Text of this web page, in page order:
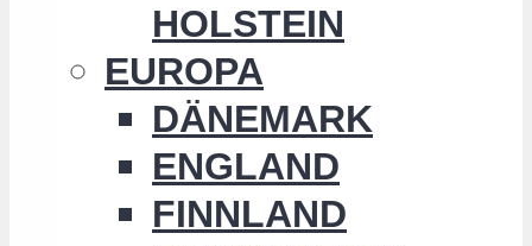
HOLSTEIN
EUROPA
DÄNEMARK
ENGLAND
FINNLAND